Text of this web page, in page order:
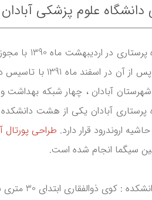
دانشگاه علوم پزشکی آبادان
ماه 1390 با مجوز شورای گسترش دانشگاههای علوم پزشکی به
یافت و پس از آن
آبادان ، چهار شبکه
پرستاری آبادان یکی از هشت
اروندرود قرار دارد. طراحی پورتال
سیگما انجام شده است.
ذوالفقاری ابتدای 30 متری ساختمان دانشکده علوم پزشکی آبادان